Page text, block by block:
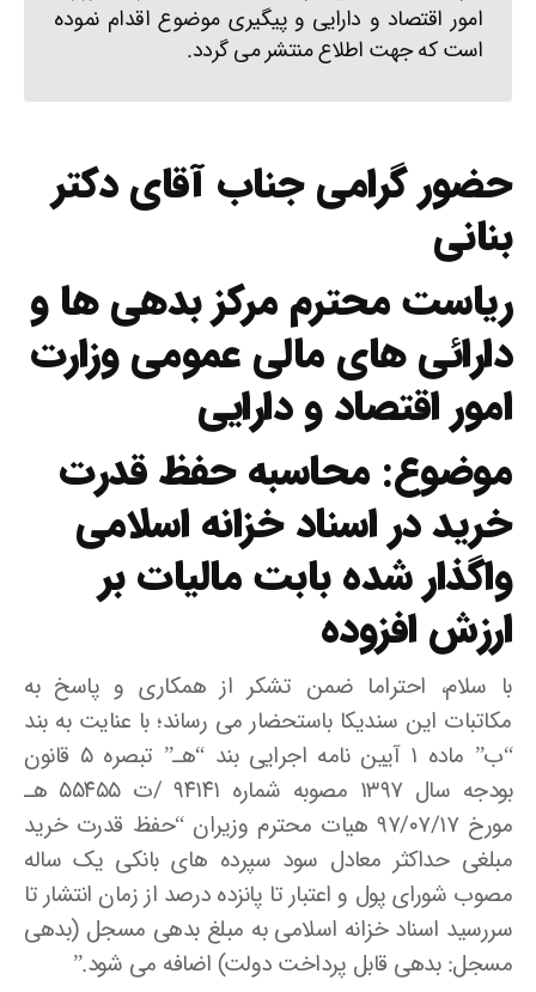
امور اقتصاد و دارایی و پیگیری موضوع اقدام نموده
است که جهت اطلاع منتشر می گردد.
حضور گرامی جناب آقای دکتر
بنانی
ریاست محترم مرکز بدهی ها و
دارائی های مالی عمومی وزارت
امور اقتصاد و دارایی
موضوع: محاسبه حفظ قدرت
خرید در اسناد خزانه اسلامی
واگذار شده بابت مالیات بر
ارزش افزوده
با سلام، احتراما ضمن تشکر از همکاری و پاسخ به
مکاتبات این سندیکا باستحضار می رساند؛ با عنایت به بند
“ب” ماده ۱ آیین نامه اجرایی بند “هـ” تبصره ۵ قانون
بودجه سال ۱۳۹۷ مصوبه شماره ۹۴۱۴۱ /ت ۵۵۴۵۵ هـ
مورخ ۹۷/۰۷/۱۷ هیات محترم وزیران “حفظ قدرت خرید
مبلغی حداکثر معادل سود سپرده های بانکی یک ساله
مصوب شورای پول و اعتبار تا پانزده درصد از زمان انتشار تا
سررسید اسناد خزانه اسلامی به مبلغ بدهی مسجل (بدهی
مسجل: بدهی قابل پرداخت دولت) اضافه می شود.”